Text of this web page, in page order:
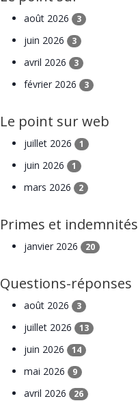
août 2026 3
juin 2026 3
avril 2026 3
février 2026 3
Le point sur web
juillet 2026 1
juin 2026 1
mars 2026 2
Primes et indemnités
janvier 2026 20
Questions-réponses
août 2026 3
juillet 2026 13
juin 2026 14
mai 2026 9
avril 2026 26